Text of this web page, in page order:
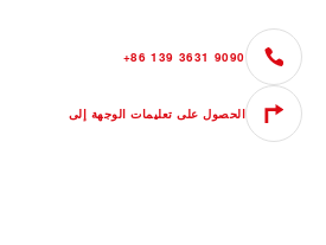
+86 139 3631 9090
الحصول على تعليمات الوجهة إلى